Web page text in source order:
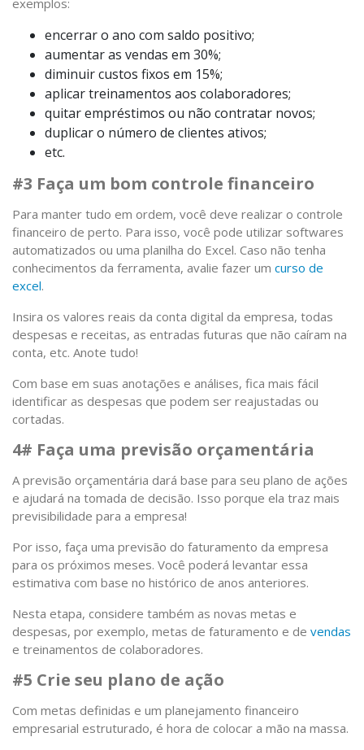
exemplos:
encerrar o ano com saldo positivo;
aumentar as vendas em 30%;
diminuir custos fixos em 15%;
aplicar treinamentos aos colaboradores;
quitar empréstimos ou não contratar novos;
duplicar o número de clientes ativos;
etc.
#3 Faça um bom controle financeiro
Para manter tudo em ordem, você deve realizar o controle
financeiro de perto. Para isso, você pode utilizar softwares
automatizados ou uma planilha do Excel. Caso não tenha
conhecimentos da ferramenta, avalie fazer um curso de
excel.
Insira os valores reais da conta digital da empresa, todas
despesas e receitas, as entradas futuras que não caíram na
conta, etc. Anote tudo!
Com base em suas anotações e análises, fica mais fácil
identificar as despesas que podem ser reajustadas ou
cortadas.
4# Faça uma previsão orçamentária
A previsão orçamentária dará base para seu plano de ações
e ajudará na tomada de decisão. Isso porque ela traz mais
previsibilidade para a empresa!
Por isso, faça uma previsão do faturamento da empresa
para os próximos meses. Você poderá levantar essa
estimativa com base no histórico de anos anteriores.
Nesta etapa, considere também as novas metas e
despesas, por exemplo, metas de faturamento e de vendas
e treinamentos de colaboradores.
#5 Crie seu plano de ação
Com metas definidas e um planejamento financeiro
empresarial estruturado, é hora de colocar a mão na massa.